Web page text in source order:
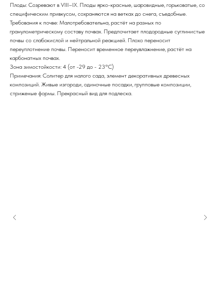
Плоды: Созревают в VІІІ–ІХ. Плоды ярко-красные, шаровидные, горьковатые, со
специфическим привкусом, сохраняются на ветках до снега, съедобные.
Требования к почве: Малотребовательна, растёт на разных по
гранулометрическому составу почвах. Предпочитает плодородные суглинистые
почвы со слабокислой и нейтральной реакцией. Плохо переносит
переуплотнение почвы. Переносит временное переувлажнение, растёт на
карбонатных почвах.
Зона зимостойкости: 4 (от -29 до - 23°С)
Примечания: Солитер для малого сада, элемент декоративных древесных
композиций. Живые изгороди, одиночные посадки, групповые композиции,
стриженые формы. Прекрасный вид для подлеска.